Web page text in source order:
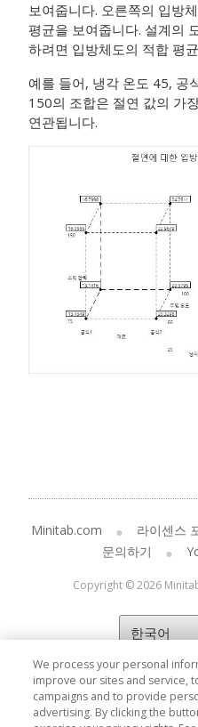
보여줍니다. 오른쪽의 입방
평균을 보여줍니다. 설계의
하려면 입방체도의 적합 평
예를 들어, 냉각 온도 45, 공
150의 조합은 절연 값의 가
연관됩니다.
Minitab.com 라이센스
문의하기
Copyright © 2026
We process your personal
improve our sites and service,
campaigns and to provide
advertising. By clicking the